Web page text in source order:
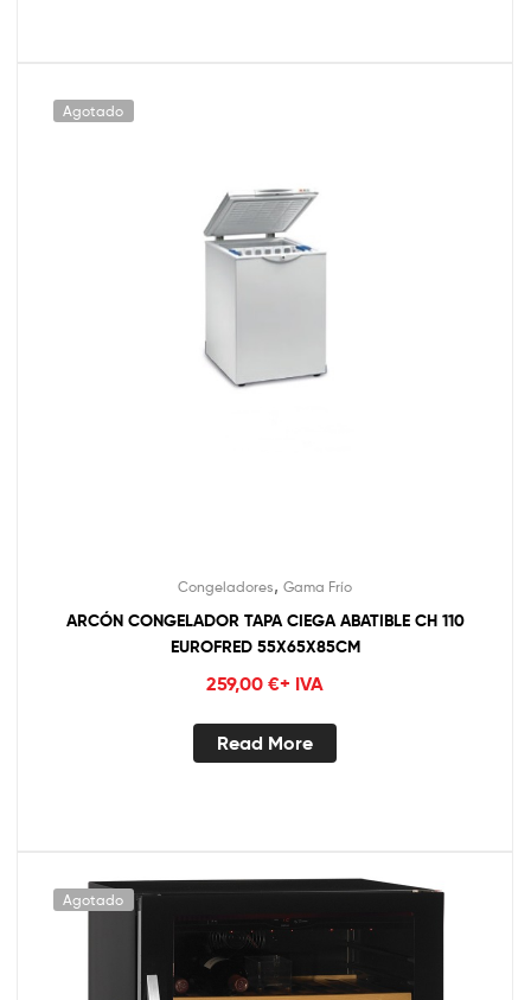
Agotado
Congeladores, Gama Frío
ARCÓN CONGELADOR TAPA CIEGA ABATIBLE CH 110
EUROFRED 55X65X85CM
259,00 €+ IVA
Read More
Agotado